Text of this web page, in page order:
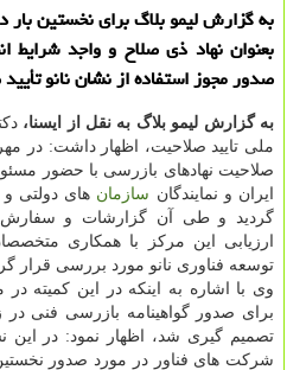
به گزارش لیمو بلاگ برای نخستین
بعنوان نهاد ذی صلاح و واجد شرایط
صدور مجوز استفاده از نشان نانو
به گزارش لیمو بلاگ به نقل از ایسنا،
ملی تایید صلاحیت، اظهار داشت: در
صلاحیت نهادهای بازرسی با حضور
ایران و نمایندگان سازمان های دولتی
گردید و طی آن گزارشات و سفارش
ارزیابی این مرکز با همکاری
توسعه فناوری نانو مورد بررسی قرار
وی با اشاره به اینکه در این کمیته
برای صدور گواهینامه بازرسی فنی در
تصمیم گیری شد، اظهار نمود: در
شرکت های فناور در مورد صدور نخستین